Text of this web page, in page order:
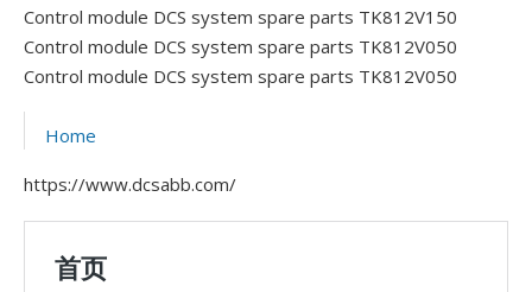
Control module DCS system spare parts TK812V150
Control module DCS system spare parts TK812V050
Control module DCS system spare parts TK812V050
Home
https://www.dcsabb.com/